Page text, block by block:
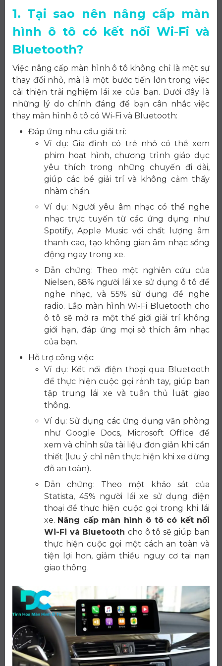
1. Tại sao nên nâng cấp màn
hình ô tô có kết nối Wi-Fi và
Bluetooth?
Việc nâng cấp màn hình ô tô không chỉ là một sự
thay đổi nhỏ, mà là một bước tiến lớn trong việc
cải thiện trải nghiệm lái xe của bạn. Dưới đây là
những lý do chính đáng để bạn cân nhắc việc
thay màn hình ô tô có Wi-Fi và Bluetooth:
Đáp ứng nhu cầu giải trí:
Ví dụ: Gia đình có trẻ nhỏ có thể xem
phim hoạt hình, chương trình giáo dục
yêu thích trong những chuyến đi dài,
giúp các bé giải trí và không cảm thấy
nhàm chán.
Ví dụ: Người yêu âm nhạc có thể nghe
nhạc trực tuyến từ các ứng dụng như
Spotify, Apple Music với chất lượng âm
thanh cao, tạo không gian âm nhạc sống
động ngay trong xe.
Dẫn chứng: Theo một nghiên cứu của
Nielsen, 68% người lái xe sử dụng ô tô để
nghe nhạc, và 55% sử dụng để nghe
radio. Lắp màn hình Wi-Fi Bluetooth cho
ô tô sẽ mở ra một thế giới giải trí không
giới hạn, đáp ứng mọi sở thích âm nhạc
của bạn.
Hỗ trợ công việc:
Ví dụ: Kết nối điện thoại qua Bluetooth
để thực hiện cuộc gọi rảnh tay, giúp bạn
tập trung lái xe và tuân thủ luật giao
thông.
Ví dụ: Sử dụng các ứng dụng văn phòng
như Google Docs, Microsoft Office để
xem và chỉnh sửa tài liệu đơn giản khi cần
thiết (lưu ý chỉ nên thực hiện khi xe dừng
đỗ an toàn).
Dẫn chứng: Theo một khảo sát của
Statista, 45% người lái xe sử dụng điện
thoại để thực hiện cuộc gọi trong khi lái
xe. Nâng cấp màn hình ô tô có kết nối
Wi-Fi và Bluetooth cho ô tô sẽ giúp bạn
thực hiện cuộc gọi một cách an toàn và
tiện lợi hơn, giảm thiểu nguy cơ tai nạn
giao thông.